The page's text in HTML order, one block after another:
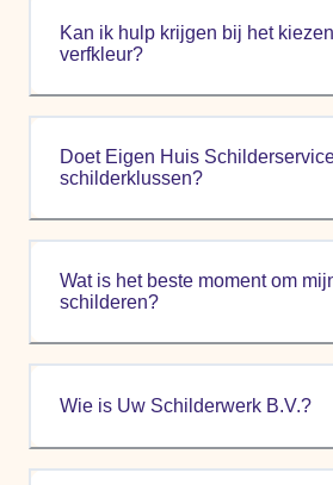
Kan ik hulp krijgen bij het
verfkleur?
Doet Eigen Huis
schilderklussen?
Wat is het beste moment om
schilderen?
Wie is Uw Schilderwerk B.V.?